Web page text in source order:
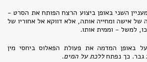
השני באופן ביצוע הרצח הפותח את הסרט -
של אישה ומחייה אותה, אלא דווקא אל אחוריו של
למשל - וממית אותו.
באופן המדמה את פעולת הפאלוס ביחסי מין
גבר. כך נפתחללכת על המים.